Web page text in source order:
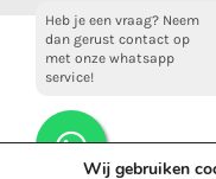
Heb je een vraag? Neem
dan gerust contact op
met onze whatsapp
service!
Wij gebruiken